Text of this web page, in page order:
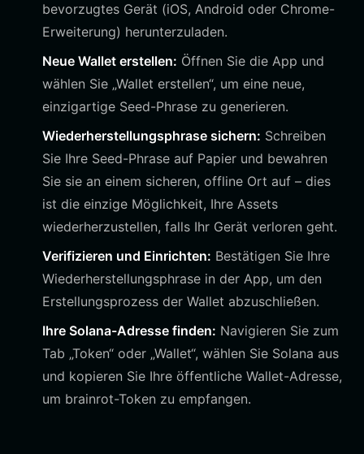
bevorzugtes Gerät (iOS, Android oder Chrome-
Erweiterung) herunterzuladen.
Neue Wallet erstellen: Öffnen Sie die App und
wählen Sie „Wallet erstellen“, um eine neue,
einzigartige Seed-Phrase zu generieren.
Wiederherstellungsphrase sichern: Schreiben
Sie Ihre Seed-Phrase auf Papier und bewahren
Sie sie an einem sicheren, offline Ort auf – dies
ist die einzige Möglichkeit, Ihre Assets
wiederherzustellen, falls Ihr Gerät verloren geht.
Verifizieren und Einrichten: Bestätigen Sie Ihre
Wiederherstellungsphrase in der App, um den
Erstellungsprozess der Wallet abzuschließen.
Ihre Solana-Adresse finden: Navigieren Sie zum
Tab „Token“ oder „Wallet“, wählen Sie Solana aus
und kopieren Sie Ihre öffentliche Wallet-Adresse,
um brainrot-Token zu empfangen.